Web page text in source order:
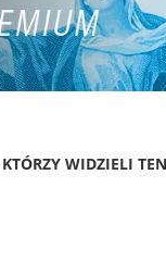
WIDZIELI